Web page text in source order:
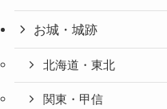
お城・城跡
北海道・東北
関東・甲信